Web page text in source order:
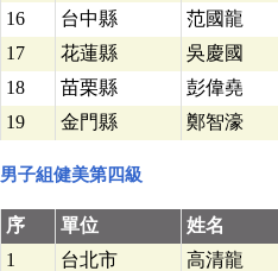
16
台中縣 范國龍
17
花蓮縣 吳慶國
18
苗栗縣 彭偉堯
19
金門縣 鄭智濠
男子組健美第四級
序 單位 姓名
1
台北市 高清龍